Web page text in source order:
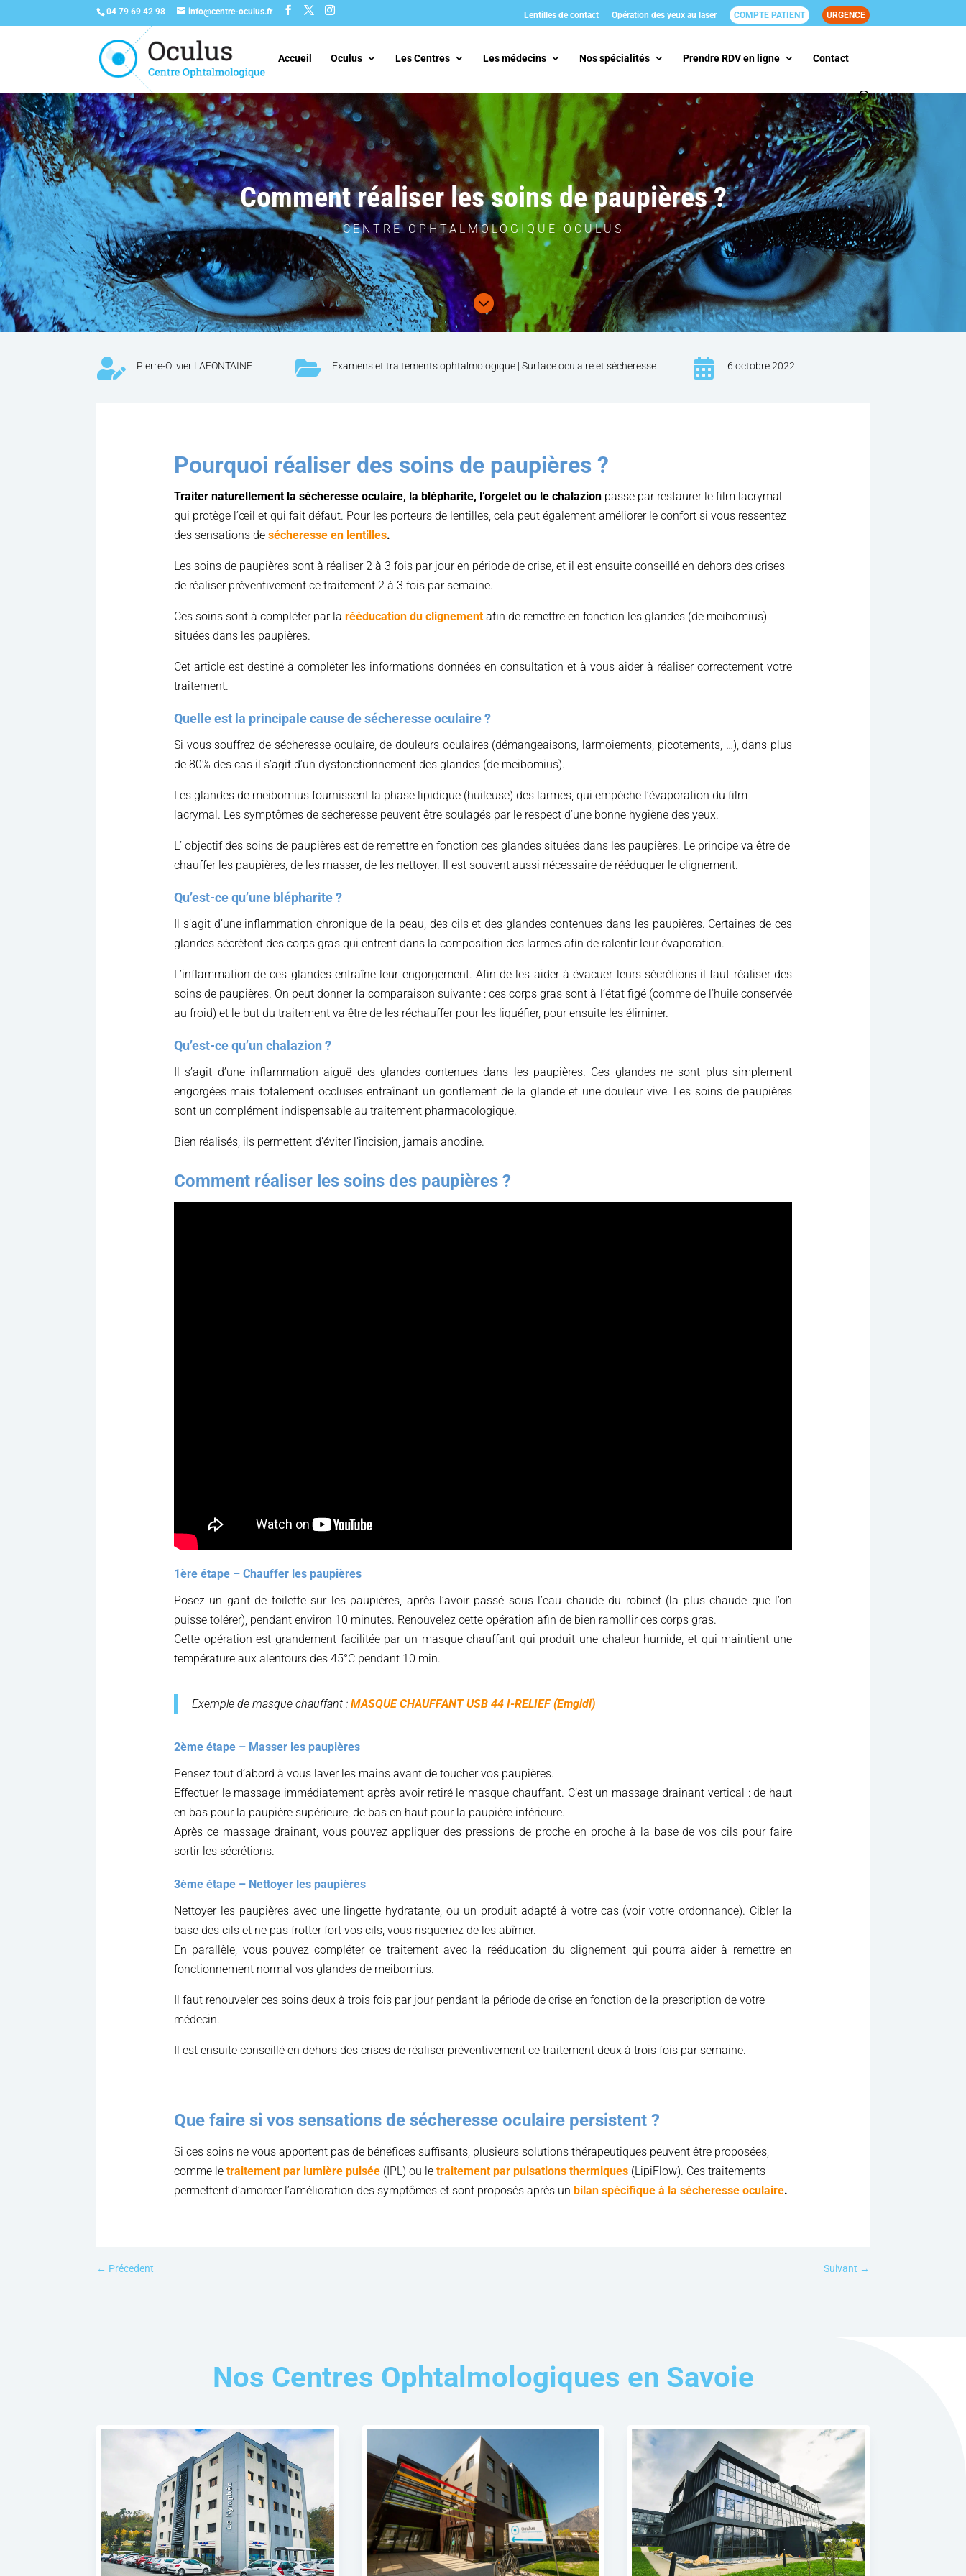
04 79 69 42 98 info@centre-oculus.fr Lentilles de contact Opération des yeux au laser COMPTE PATIENT URGENCE
Accueil Oculus Les Centres Les médecins Nos spécialités Prendre RDV en ligne Contact
Comment réaliser les soins de paupières ?
CENTRE OPHTALMOLOGIQUE OCULUS

 Pierre-Olivier LAFONTAINE  Examens et traitements ophtalmologique |Surface oculaire et sécheresse  6 octobre 2022
Pourquoi réaliser des soins de paupières ?
Traiter naturellement la sécheresse oculaire, la blépharite, l’orgelet ou le chalazion passe par restaurer le film lacrymal
qui protège l’œil et qui fait défaut. Pour les porteurs de lentilles, cela peut également améliorer le confort si vous ressentez
des sensations de sécheresse en lentilles.
Les soins de paupières sont à réaliser 2 à 3 fois par jour en période de crise, et il est ensuite conseillé en dehors des crises
de réaliser préventivement ce traitement 2 à 3 fois par semaine.
Ces soins sont à compléter par la rééducation du clignement afin de remettre en fonction les glandes (de meibomius)
situées dans les paupières.
Cet article est destiné à compléter les informations données en consultation et à vous aider à réaliser correctement votre
traitement.
Quelle est la principale cause de sécheresse oculaire ?
Si vous souffrez de sécheresse oculaire, de douleurs oculaires (démangeaisons, larmoiements, picotements, …), dans plus
de 80% des cas il s’agit d’un dysfonctionnement des glandes (de meibomius).
Les glandes de meibomius fournissent la phase lipidique (huileuse) des larmes, qui empèche l’évaporation du film
lacrymal. Les symptômes de sécheresse peuvent être soulagés par le respect d’une bonne hygiène des yeux.
L’ objectif des soins de paupières est de remettre en fonction ces glandes situées dans les paupières. Le principe va être de
chauffer les paupières, de les masser, de les nettoyer. Il est souvent aussi nécessaire de rééduquer le clignement.
Qu’est-ce qu’une blépharite ?
Il s’agit d’une inflammation chronique de la peau, des cils et des glandes contenues dans les paupières. Certaines de ces
glandes sécrètent des corps gras qui entrent dans la composition des larmes afin de ralentir leur évaporation.
L’inflammation de ces glandes entraîne leur engorgement. Afin de les aider à évacuer leurs sécrétions il faut réaliser des
soins de paupières. On peut donner la comparaison suivante : ces corps gras sont à l’état figé (comme de l’huile conservée
au froid) et le but du traitement va être de les réchauffer pour les liquéfier, pour ensuite les éliminer.
Qu’est-ce qu’un chalazion ?
Il s’agit d’une inflammation aiguë des glandes contenues dans les paupières. Ces glandes ne sont plus simplement
engorgées mais totalement occluses entraînant un gonflement de la glande et une douleur vive. Les soins de paupières
sont un complément indispensable au traitement pharmacologique.
Bien réalisés, ils permettent d’éviter l’incision, jamais anodine.
Comment réaliser les soins des paupières ?
1ère étape – Chauffer les paupières
Posez un gant de toilette sur les paupières, après l’avoir passé sous l’eau chaude du robinet (la plus chaude que l’on
puisse tolérer), pendant environ 10 minutes. Renouvelez cette opération afin de bien ramollir ces corps gras.
Cette opération est grandement facilitée par un masque chauffant qui produit une chaleur humide, et qui maintient une
température aux alentours des 45°C pendant 10 min.
Exemple de masque chauffant : MASQUE CHAUFFANT USB 44 I-RELIEF (Emgidi)
2ème étape – Masser les paupières
Pensez tout d’abord à vous laver les mains avant de toucher vos paupières.
Effectuer le massage immédiatement après avoir retiré le masque chauffant. C’est un massage drainant vertical : de haut
en bas pour la paupière supérieure, de bas en haut pour la paupière inférieure.
Après ce massage drainant, vous pouvez appliquer des pressions de proche en proche à la base de vos cils pour faire
sortir les sécrétions.
3ème étape – Nettoyer les paupières
Nettoyer les paupières avec une lingette hydratante, ou un produit adapté à votre cas (voir votre ordonnance). Cibler la
base des cils et ne pas frotter fort vos cils, vous risqueriez de les abîmer.
En parallèle, vous pouvez compléter ce traitement avec la rééducation du clignement qui pourra aider à remettre en
fonctionnement normal vos glandes de meibomius.
Il faut renouveler ces soins deux à trois fois par jour pendant la période de crise en fonction de la prescription de votre
médecin.
Il est ensuite conseillé en dehors des crises de réaliser préventivement ce traitement deux à trois fois par semaine.
Que faire si vos sensations de sécheresse oculaire persistent ?
Si ces soins ne vous apportent pas de bénéfices suffisants, plusieurs solutions thérapeutiques peuvent être proposées,
comme le traitement par lumière pulsée(IPL) ou le traitement par pulsations thermiques(LipiFlow). Ces traitements
permettent d’amorcer l’amélioration des symptômes et sont proposés après un bilan spécifique à la sécheresse oculaire.
← Précedent Suivant →
Nos Centres Ophtalmologiques en Savoie